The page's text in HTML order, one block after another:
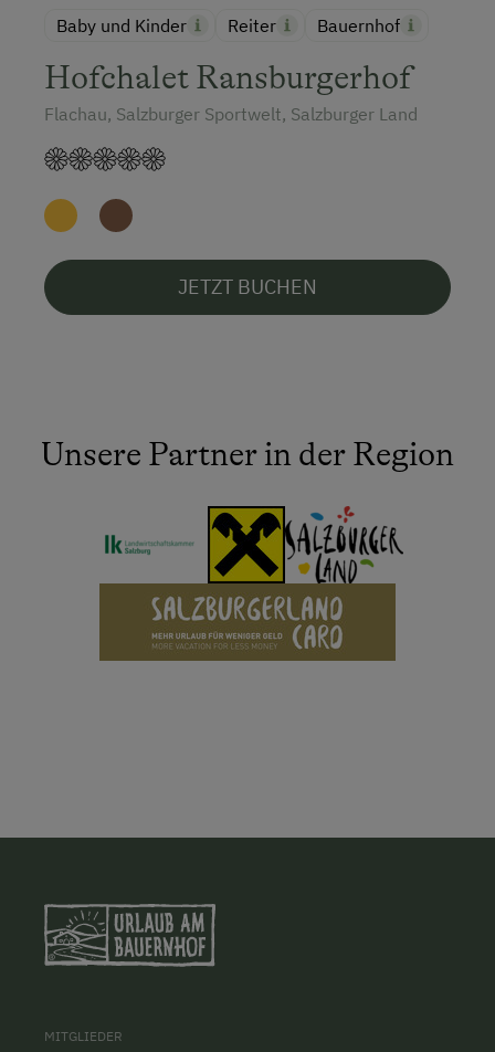
Baby und Kinder Reiter Bauernhof
Hofchalet Ransburgerhof
Flachau, Salzburger Sportwelt, Salzburger Land
JETZT BUCHEN
Unsere Partner in der Region
MITGLIEDER